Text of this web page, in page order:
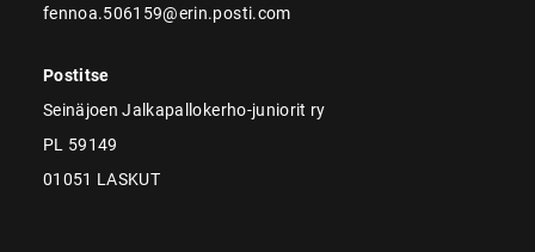
fennoa.506159@erin.posti.com
Postitse
Seinäjoen Jalkapallokerho-juniorit ry
PL 59149
01051 LASKUT